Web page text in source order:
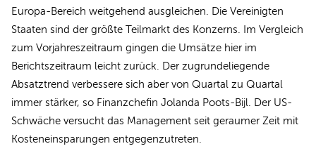
Europa-Bereich weitgehend ausgleichen. Die Vereinigten
Staaten sind der größte Teilmarkt des Konzerns. Im Vergleich
zum Vorjahreszeitraum gingen die Umsätze hier im
Berichtszeitraum leicht zurück. Der zugrundeliegende
Absatztrend verbessere sich aber von Quartal zu Quartal
immer stärker, so Finanzchefin Jolanda Poots-Bijl. Der US-
Schwäche versucht das Management seit geraumer Zeit mit
Kosteneinsparungen entgegenzutreten.